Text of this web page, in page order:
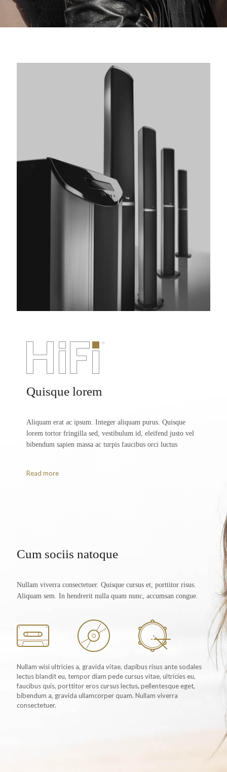
Quisque lorem
Aliquam erat ac ipsum. Integer aliquam purus. Quisque
lorem tortor fringilla sed, vestibulum id, eleifend justo vel
bibendum sapien massa ac turpis faucibus orci luctus
Read more
Cum sociis natoque
Nullam viverra consectetuer. Quisque cursus et, porttitor risus.
Aliquam sem. In hendrerit nulla quam nunc, accumsan congue.
Nullam wisi ultricies a, gravida vitae, dapibus risus ante sodales
lectus blandit eu, tempor diam pede cursus vitae, ultricies eu,
faucibus quis, porttitor eros cursus lectus, pellentesque eget,
bibendum a, gravida ullamcorper quam. Nullam viverra
consectetuer.